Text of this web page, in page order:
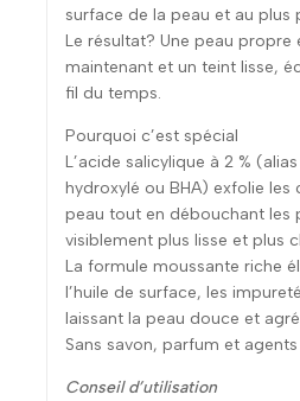
surface de la peau et au plus
Le résultat? Une peau
maintenant et un teint lisse,
fil du temps.
Pourquoi c’est spécial
L’acide salicylique à 2 %
hydroxylé ou BHA) exfolie les
peau tout en débouchant les
visiblement plus lisse et plus
La formule moussante riche
l’huile de surface, les
laissant la peau douce et
Sans savon, parfum et
Conseil d’utilisation